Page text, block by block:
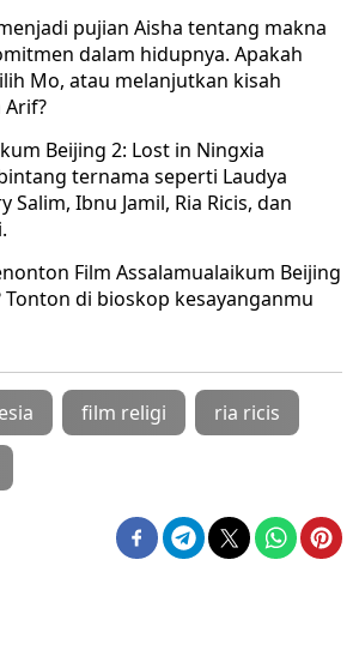
pujian Aisha tentang makna
dalam hidupnya. Apakah
Mo, atau melanjutkan kisah
Beijing 2: Lost in Ningxia
ternama seperti Laudya
Salim, Ibnu Jamil, Ria Ricis, dan
Film Assalamualaikum Beijing
Tonton di bioskop kesayanganmu
film religi ria ricis